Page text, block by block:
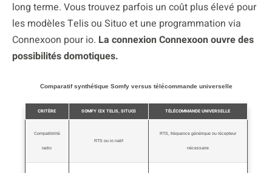
long terme. Vous trouvez parfois un coût plus élevé pour
les modèles Telis ou Situo et une programmation via
Connexoon pour io. La connexion Connexoon ouvre des
possibilités domotiques.
Comparatif synthétique Somfy versus télécommande universelle
CRITÈRE SOMFY (EX TELIS, SITUO) TÉLÉCOMMANDE UNIVERSELLE
Compatibilité
radio
RTS ou io natif
RTS, fréquence générique ou récepteur
nécessaire